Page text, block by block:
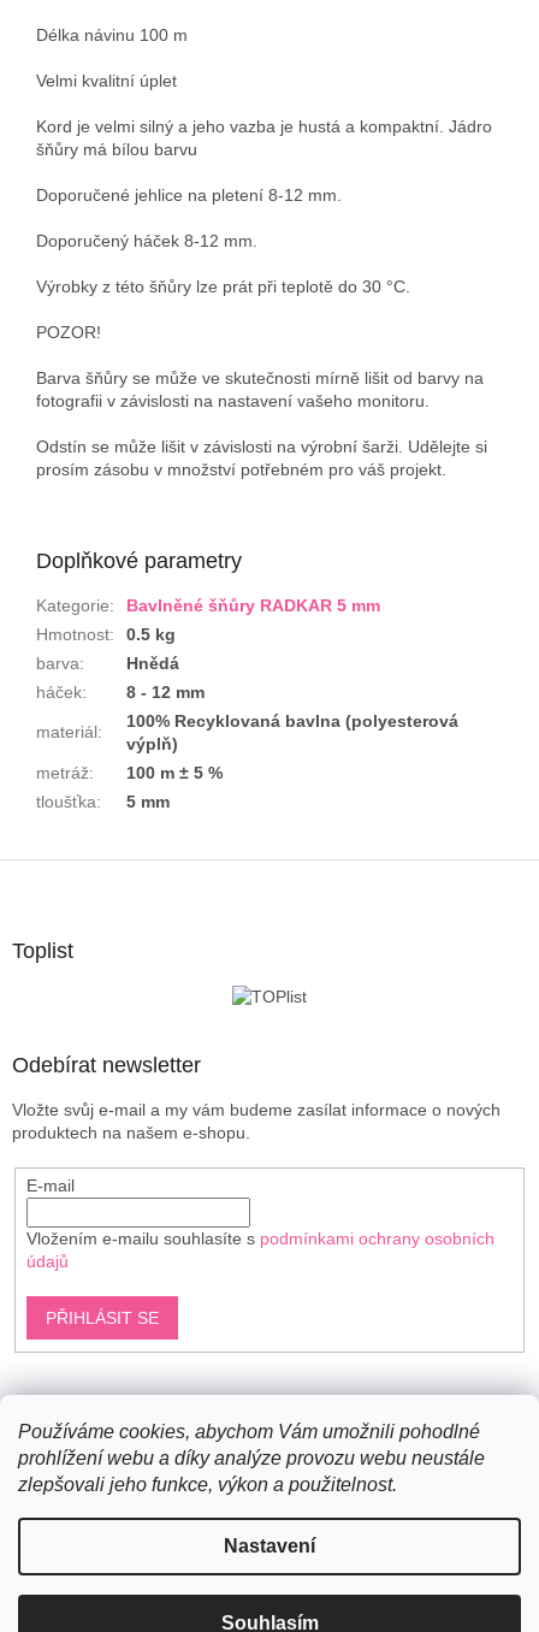
Používáme cookies, abychom Vám umožnili pohodlné
prohlížení webu a díky analýze provozu webu neustále
zlepšovali jeho funkce, výkon a použitelnost.
Nastavení
Souhlasím
Délka návinu 100 m
Velmi kvalitní úplet
Kord je velmi silný a jeho vazba je hustá a kompaktní. Jádro
šňůry má bílou barvu
Doporučené jehlice na pletení 8-12 mm.
Doporučený háček 8-12 mm.
Výrobky z této šňůry lze prát při teplotě do 30 °C.
POZOR!
Barva šňůry se může ve skutečnosti mírně lišit od barvy na
fotografii v závislosti na nastavení vašeho monitoru.
Odstín se může lišit v závislosti na výrobní šarži. Udělejte si
prosím zásobu v množství potřebném pro váš projekt.
Doplňkové parametry
Kategorie:
Bavlněné šňůry RADKAR 5 mm
Hmotnost:
0.5 kg
barva:
Hnědá
háček: 8 - 12 mm
materiál:
100% Recyklovaná bavlna (polyesterová
výplň)
metráž:
100 m ± 5 %
tloušťka: 5 mm
Toplist
Odebírat newsletter
Vložte svůj e-mail a my vám budeme zasílat informace o nových
produktech na našem e-shopu.
E-mail
Vložením e-mailu souhlasíte s podmínkami ochrany osobních
údajů
PŘIHLÁSIT SE
Upravit nastavení cookies